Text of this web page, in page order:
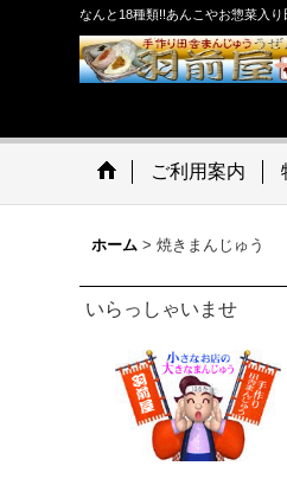
なんと18種類!!あんこやお惣菜入
ご利用案内
ホーム > 焼きまんじゅう
いらっしゃいませ